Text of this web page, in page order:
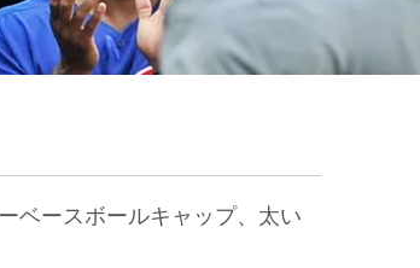
ベースボールキャップ、太い